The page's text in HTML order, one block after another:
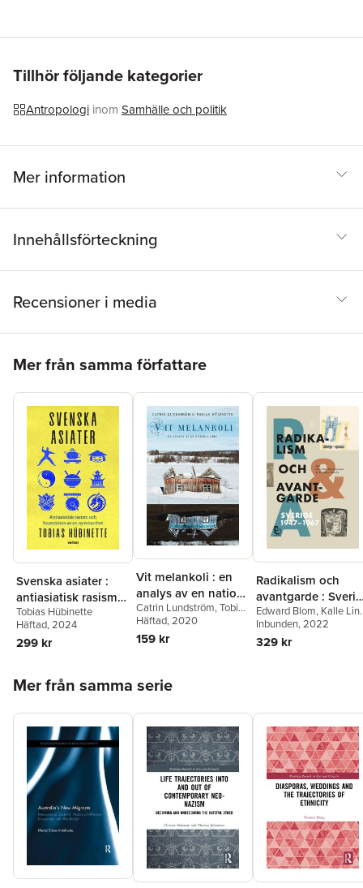
4.0 license.
ISBN
9781032385921
Tillhör följande kategorier
Antropologi inom Samhälle och politik
Mer information
Innehållsförteckning
Recensioner i media
Mer från samma författare
Svenska asiater :
antiasiatisk rasism
och framväxten av
en ny minoritet
Tobias Hübinette
Häftad, 2024
299 kr
Vit melankoli : en
analys av en nation
i kris
Catrin Lundström,Tobias
Hübinette
Häftad, 2020
159 kr
Radikalism och
avantgarde :
1947-1967
Edward Blom, Kalle
Svante Nordin,Yvonne
Hirdman
Elensky
Bengt G. Nilsson,
Hûbinette,David
Andersson,Oscar
Swartz,Jepser Roine,
Cilla Robach,Håkan
Lindgren,Bo
Petra Werner,Gunilla
Kinn Blom,Anna-Lena
Lodenius,Karin
Helander,Jan Lumholdt
Åsa Nilsonne
Inbunden, 2022
329 kr
Mer från samma serie